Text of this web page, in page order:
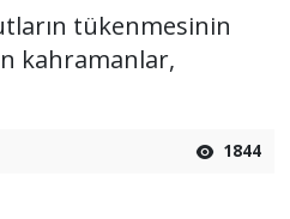
tükenmesinin
kahramanlar,
1844